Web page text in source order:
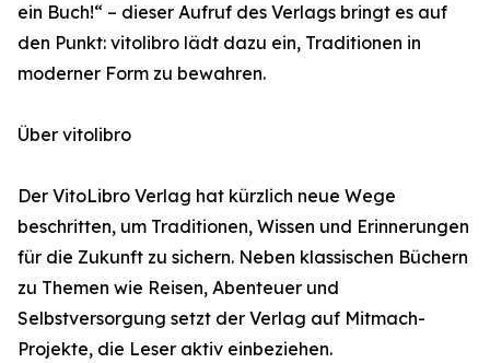
ein Buch!“ – dieser Aufruf des Verlags bringt es auf
den Punkt: vitolibro lädt dazu ein, Traditionen in
moderner Form zu bewahren.
Über vitolibro
Der VitoLibro Verlag hat kürzlich neue Wege
beschritten, um Traditionen, Wissen und Erinnerungen
für die Zukunft zu sichern. Neben klassischen Büchern
zu Themen wie Reisen, Abenteuer und
Selbstversorgung setzt der Verlag auf Mitmach-
Projekte, die Leser aktiv einbeziehen.